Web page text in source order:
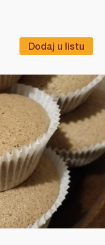
Dodaj u listu